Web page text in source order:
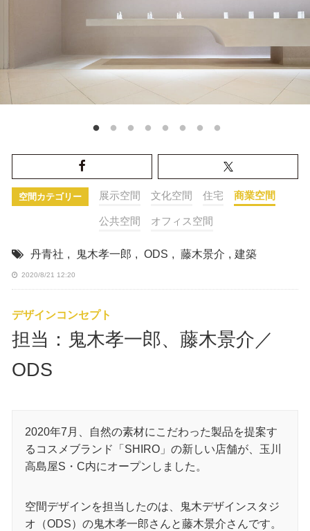
空間カテゴリー 展示空間 文化空間 住宅 商業空間
公共空間 オフィス空間
丹青社 , 鬼木孝一郎 , ODS , 藤木景介 , 建築
2020/8/21 12:20
デザインコンセプト
担当：鬼木孝一郎、藤木景介／
ODS
2020年7月、自然の素材にこだわった製品を提案す
るコスメブランド「SHIRO」の新しい店舗が、玉川
高島屋S・C内にオープンしました。
空間デザインを担当したのは、鬼木デザインスタジ
オ（ODS）の鬼木孝一郎さんと藤木景介さんです。